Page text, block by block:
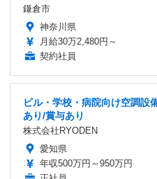
鎌倉市
神奈川県
月給30万2,480円～
契約社員
ビル・学校・病院向け空調設
あり/賞与あり
株式会社RYODEN
愛知県
年収500万円～950万円